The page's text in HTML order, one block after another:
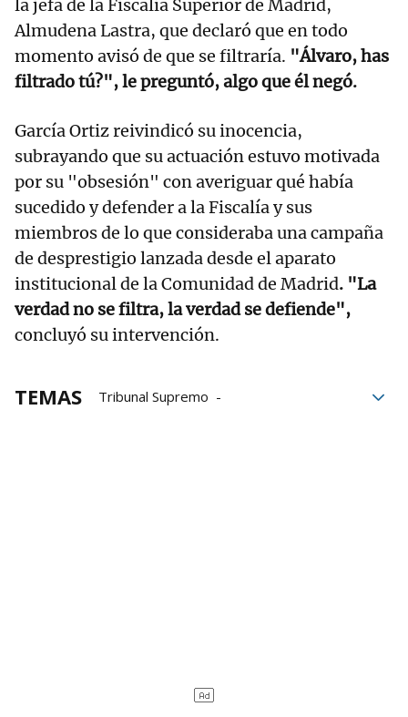
la jefa de la Fiscalía Superior de Madrid,
Almudena Lastra, que declaró que en todo
momento avisó de que se filtraría. "Álvaro, has
filtrado tú?", le preguntó, algo que él negó.
García Ortiz reivindicó su inocencia,
subrayando que su actuación estuvo motivada
por su "obsesión" con averiguar qué había
sucedido y defender a la Fiscalía y sus
miembros de lo que consideraba una campaña
de desprestigio lanzada desde el aparato
institucional de la Comunidad de Madrid. "La
verdad no se filtra, la verdad se defiende",
concluyó su intervención.
TEMAS
Tribunal Supremo